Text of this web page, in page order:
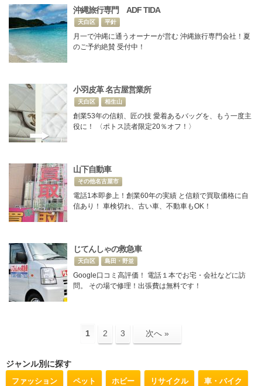
沖縄旅行専門 ADF TIDA
天白区 平針
月一で沖縄に通うオーナーが営む 沖縄旅行専門会社！夏
のご予約絶賛 受付中！
小羽皮革 名古屋営業所
天白区 相生山
創業53年の信頼、匠の技 愛着あるバッグを、もう一度主
役に！ 〈ポトス読者限定20％オフ！〉
山下自動車
その他名古屋市
電話1本即参上！創業60年の実績 と信頼で買取価格に自
信あり！ 車検切れ、古い車、不動車もOK！
じてんしゃの救急車
天白区 島田・野並
Google口コミ高評価！ 電話１本でお宅・会社などに訪
問。 その場で修理！出張費は無料です！
1 2 3 次へ »
ジャンル別に探す
ファッション ペット ホビー リサイクル 車・バイク